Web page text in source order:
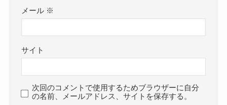
メール ※
サイト
次回のコメントで使用するためブラウザーに自分
の名前、メールアドレス、サイトを保存する。